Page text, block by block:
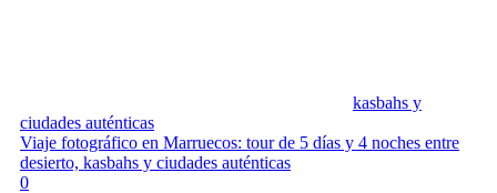
kasbahs y
ciudades auténticas
Viaje fotográfico en Marruecos: tour de 5 días y 4 noches entre
desierto, kasbahs y ciudades auténticas
0